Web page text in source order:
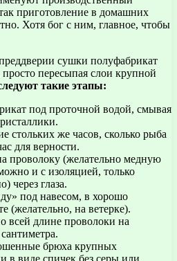
приготовление в домашних
Хотя бог с ним, главное, чтобы
сушки полуфабрикат
пересыпая слои крупной
такие этапы:
под проточной водой, смывая
стольких же часов, сколько рыба
для верности.
проволоку (желательно медную
и с изоляцией, только
через глаза.
под навесом, в хорошо
(желательно, на ветерке).
всей длине проволоки на
брюха крупных
в виде спичек без серы или